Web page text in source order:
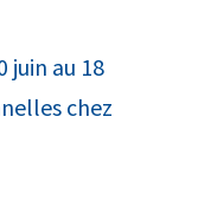
juin au 18
chez